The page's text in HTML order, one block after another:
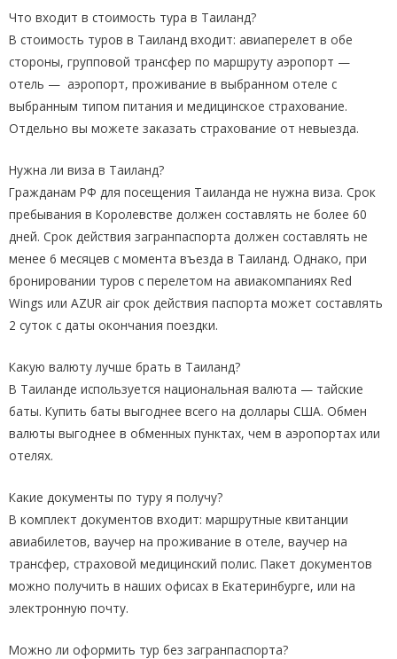
Что входит в стоимость тура в Таиланд?
В стоимость туров в Таиланд входит: авиаперелет в обе
стороны, групповой трансфер по маршруту аэропорт —
отель — аэропорт, проживание в выбранном отеле с
выбранным типом питания и медицинское страхование.
Отдельно вы можете заказать страхование от невыезда.
Нужна ли виза в Таиланд?
Гражданам РФ для посещения Таиланда не нужна виза. Срок
пребывания в Королевстве должен составлять не более 60
дней. Срок действия загранпаспорта должен составлять не
менее 6 месяцев с момента въезда в Таиланд. Однако, при
бронировании туров с перелетом на авиакомпаниях Red
Wings или AZUR air срок действия паспорта может составлять
2 суток с даты окончания поездки.
Какую валюту лучше брать в Таиланд?
В Таиланде используется национальная валюта — тайские
баты. Купить баты выгоднее всего на доллары США. Обмен
валюты выгоднее в обменных пунктах, чем в аэропортах или
отелях.
Какие документы по туру я получу?
В комплект документов входит: маршрутные квитанции
авиабилетов, ваучер на проживание в отеле, ваучер на
трансфер, страховой медицинский полис. Пакет документов
можно получить в наших офисах в Екатеринбурге, или на
электронную почту.
Можно ли оформить тур без загранпаспорта?